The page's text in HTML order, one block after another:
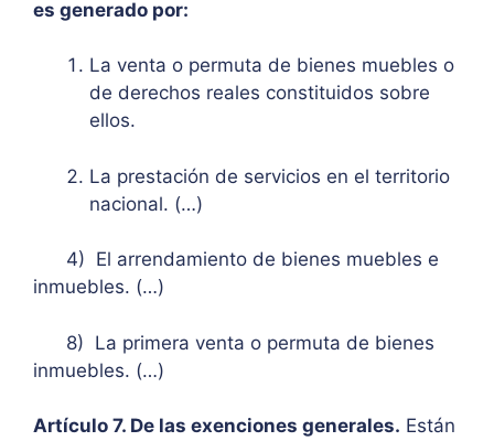
es generado por:
La venta o permuta de bienes muebles o
de derechos reales constituidos sobre
ellos.
La prestación de servicios en el territorio
nacional. (…)
4) El arrendamiento de bienes muebles e
inmuebles. (…)
8) La primera venta o permuta de bienes
inmuebles. (…)
Artículo 7. De las exenciones generales. Están